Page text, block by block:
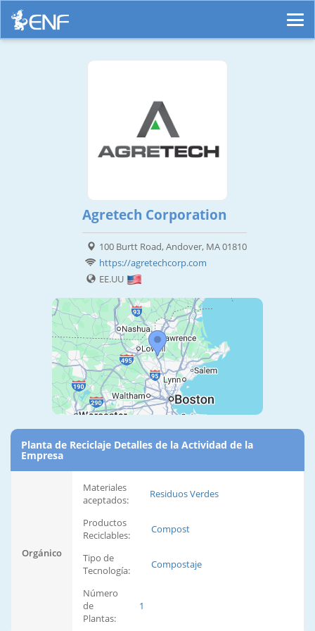
Agretech Corporation
100 Burtt Road, Andover, MA 01810
https://agretechcorp.com
EE.UU
Planta de Reciclaje Detalles de la Actividad de la
Empresa
Orgánico
Materiales
aceptados:
Residuos Verdes
Productos
Reciclables:
Compost
Tipo de
Tecnología:
Compostaje
Número
de
Plantas:
1